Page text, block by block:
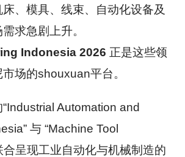
、模具、线束、自动化设备及
求急剧上升。
Indonesia 2026 正是这些领
场的shouxuan平台。
Automation and
与 “Machine Tool
合呈现工业自动化与机械制造的